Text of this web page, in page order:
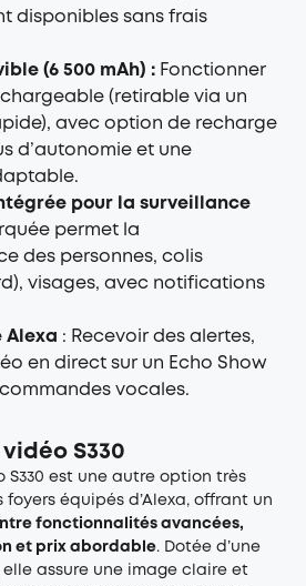
disponibles sans frais
(6 500 mAh) : Fonctionner
(retirable via un
avec option de recharge
d’autonomie et une
pour la surveillance
permet la
des personnes, colis
visages, avec notifications
Alexa : Recevoir des alertes,
en direct sur un Echo Show
vocales.
S330
S330 est une autre option très
équipés d’Alexa, offrant un
fonctionnalités avancées,
et prix abordable. Dotée d’une
elle assure une image claire et